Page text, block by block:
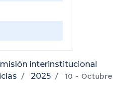
interinstitucional
2025 10 - Octubre